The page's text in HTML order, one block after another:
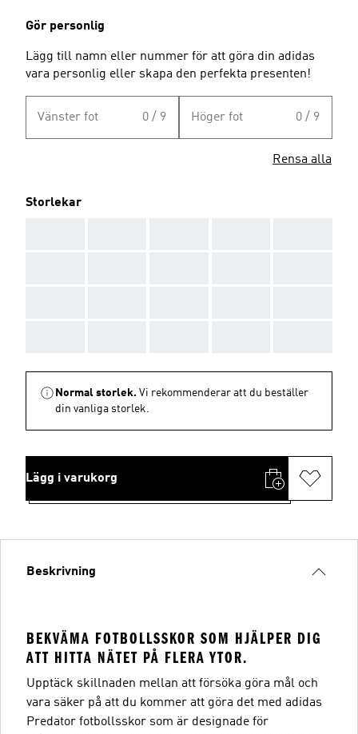
Gör personlig
Lägg till namn eller nummer för att göra din adidas
vara personlig eller skapa den perfekta presenten!
Vänster fot 0 / 9 Höger fot 0 / 9
Rensa alla
Storlekar
Normal storlek. Vi rekommenderar att du beställer
din vanliga storlek.
Lägg i varukorg
Beskrivning
BEKVÄMA FOTBOLLSSKOR SOM HJÄLPER DIG
ATT HITTA NÄTET PÅ FLERA YTOR.
Upptäck skillnaden mellan att försöka göra mål och
vara säker på att du kommer att göra det med adidas
Predator fotbollsskor som är designade för